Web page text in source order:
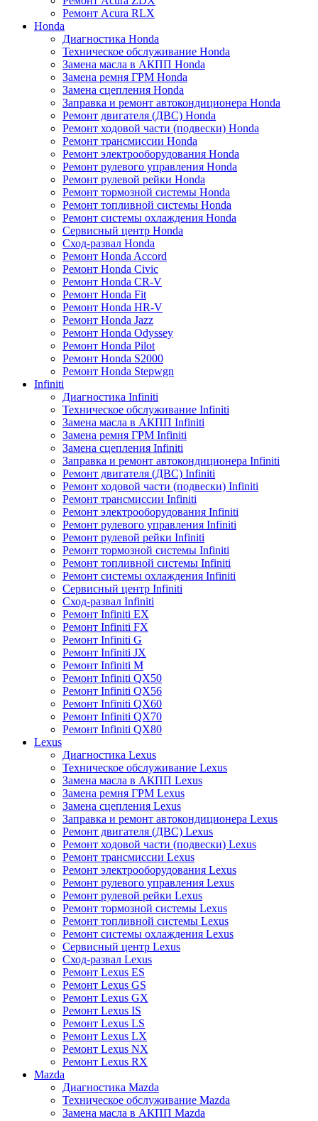
Ремонт Acura RLX
Honda
Диагностика Honda
Техническое обслуживание Honda
Замена масла в АКПП Honda
Замена ремня ГРМ Honda
Замена сцепления Honda
Заправка и ремонт автокондиционера Honda
Ремонт двигателя (ДВС) Honda
Ремонт ходовой части (подвески) Honda
Ремонт трансмиссии Honda
Ремонт электрооборудования Honda
Ремонт рулевого управления Honda
Ремонт рулевой рейки Honda
Ремонт тормозной системы Honda
Ремонт топливной системы Honda
Ремонт системы охлаждения Honda
Сервисный центр Honda
Сход-развал Honda
Ремонт Honda Accord
Ремонт Honda Civic
Ремонт Honda CR-V
Ремонт Honda Fit
Ремонт Honda HR-V
Ремонт Honda Jazz
Ремонт Honda Odyssey
Ремонт Honda Pilot
Ремонт Honda S2000
Ремонт Honda Stepwgn
Infiniti
Диагностика Infiniti
Техническое обслуживание Infiniti
Замена масла в АКПП Infiniti
Замена ремня ГРМ Infiniti
Замена сцепления Infiniti
Заправка и ремонт автокондиционера Infiniti
Ремонт двигателя (ДВС) Infiniti
Ремонт ходовой части (подвески) Infiniti
Ремонт трансмиссии Infiniti
Ремонт электрооборудования Infiniti
Ремонт рулевого управления Infiniti
Ремонт рулевой рейки Infiniti
Ремонт тормозной системы Infiniti
Ремонт топливной системы Infiniti
Ремонт системы охлаждения Infiniti
Сервисный центр Infiniti
Сход-развал Infiniti
Ремонт Infiniti EX
Ремонт Infiniti FX
Ремонт Infiniti G
Ремонт Infiniti JX
Ремонт Infiniti M
Ремонт Infiniti QX50
Ремонт Infiniti QX56
Ремонт Infiniti QX60
Ремонт Infiniti QX70
Ремонт Infiniti QX80
Lexus
Диагностика Lexus
Техническое обслуживание Lexus
Замена масла в АКПП Lexus
Замена ремня ГРМ Lexus
Замена сцепления Lexus
Заправка и ремонт автокондиционера Lexus
Ремонт двигателя (ДВС) Lexus
Ремонт ходовой части (подвески) Lexus
Ремонт трансмиссии Lexus
Ремонт электрооборудования Lexus
Ремонт рулевого управления Lexus
Ремонт рулевой рейки Lexus
Ремонт тормозной системы Lexus
Ремонт топливной системы Lexus
Ремонт системы охлаждения Lexus
Сервисный центр Lexus
Сход-развал Lexus
Ремонт Lexus ES
Ремонт Lexus GS
Ремонт Lexus GX
Ремонт Lexus IS
Ремонт Lexus LS
Ремонт Lexus LX
Ремонт Lexus NX
Ремонт Lexus RX
Mazda
Диагностика Mazda
Техническое обслуживание Mazda
Замена масла в АКПП Mazda